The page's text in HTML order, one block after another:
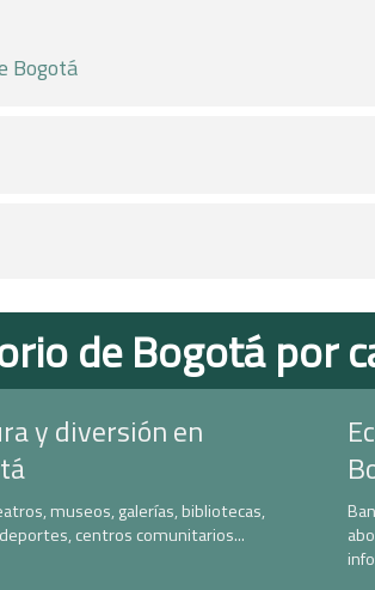
Bogotá
de Bogotá por
y diversión en
museos, galerías, bibliotecas,
centros comunitarios...